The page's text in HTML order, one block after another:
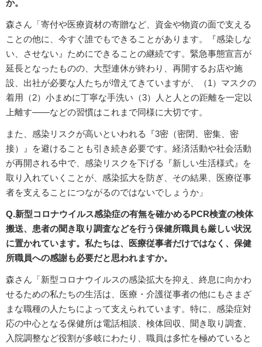
か。
森さん「寄付や医療資材の寄贈など、資金や物資の面で支える
ことの他に、今すぐ誰でもできることがあります。『感染しな
い、させない』ためにできることの継続です。緊急事態宣言が
延長となったものの、大型連休が終わり、再開するお店や施
設、出社が必要な人たちが増えてきていますが、（1）マスクの
着用（2）小まめに丁寧な手洗い（3）人と人との距離を一定以
上離す――などの習慣はこれまで同様に大切です。
また、感染リスクが高いといわれる『3密（密閉、密集、密
接）』を避けることも引き続き必要です。経済活動や社会活動
が再開される中で、感染リスクを下げる『新しい生活様式』を
取り入れていくことが、感染拡大を防ぎ、その結果、医療従事
者を支えることにつながるのではないでしょうか」
Q.新型コロナウイルス感染症の有無を確かめるPCR検査の検体
搬送、患者の聞き取り調査などを行う保健所職員も厳しい状況
に置かれています。私たちは、医療従事者だけではなく、保健
所職員への感謝も必要だと思われますか。
森さん「新型コロナウイルスの感染拡大を抑え、終息に向かわ
せるための私たちの生活は、医療・介護従事者の他にもさまざ
まな職種の人たちによって支えられています。特に、感染症対
応の中心となる保健所は電話相談、検体回収、聞き取り調査、
入院調整など役割が多岐にわたり、職員は多忙を極めていると